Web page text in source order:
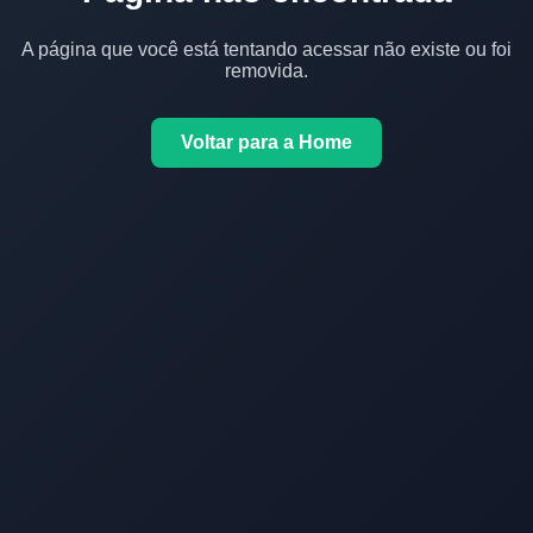
A página que você está tentando acessar não existe ou foi
removida.
Voltar para a Home